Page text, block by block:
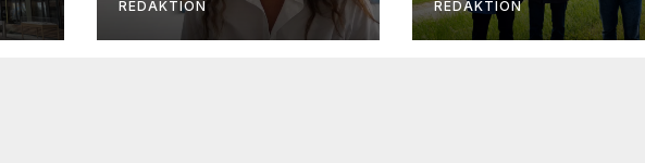
REDAKTION
e
REDAKTION